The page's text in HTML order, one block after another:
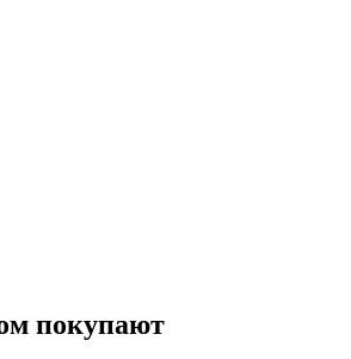
покупают